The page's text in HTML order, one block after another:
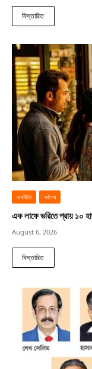
বিস্তারিত
অর্থনীতি সর্বশেষ
এক লাফে ভরিতে প্রায় ১০
August 6, 2026
বিস্তারিত